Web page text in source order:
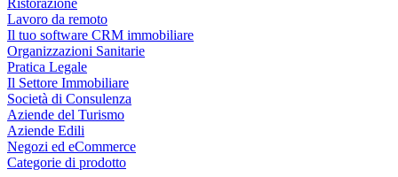
Ristorazione
Lavoro da remoto
Il tuo software CRM immobiliare
Organizzazioni Sanitarie
Pratica Legale
Il Settore Immobiliare
Società di Consulenza
Aziende del Turismo
Aziende Edili
Negozi ed eCommerce
Categorie di prodotto